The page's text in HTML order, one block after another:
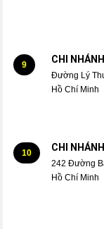
9 CHI
Đường Lý
Hồ Chí Minh
10 CHI
242 Đường
Hồ Chí Minh